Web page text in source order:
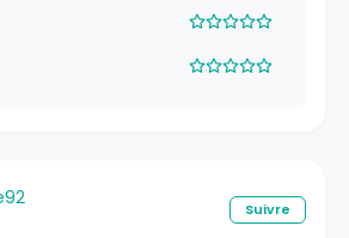
Suivre